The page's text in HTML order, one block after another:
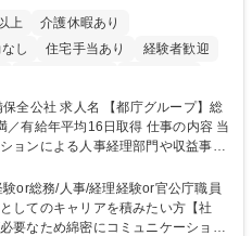
上
介護休暇あり
し 住宅手当あり
経験者歓迎
食事補助あり
グループ】総
均16日取得 仕事の内容 当
ョンによる人事経理部門や収益事業
での業務をお任せいたします。研修
記業務詳細 【業務詳細】■
社の運営に係る管理業務 ■収益部
宿駅西口広場の「イベントコーナ
or総務/人事/経理経験or官公庁職員
してのキャリアを積みたい方【社
要なため綿密にコミュニケーション